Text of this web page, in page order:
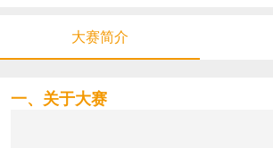
恭喜159****4930用户作品
恭喜150****6483用户作品
大赛简介
一、关于大赛